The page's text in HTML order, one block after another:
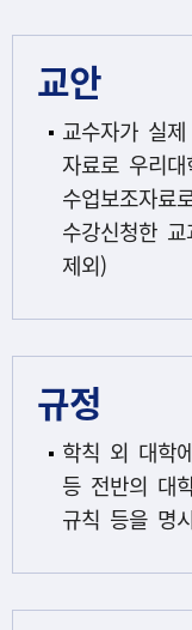
교안
교수자가 실
자료로 우리
수업보조자료
수강신청한
제외)
규정
학칙 외 대학
등 전반의 대
규칙 등을 명